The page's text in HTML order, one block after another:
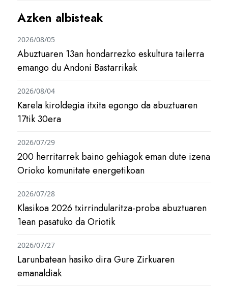
Azken albisteak
Abuztuaren 13an hondarrezko eskultura tailerra
emango du Andoni Bastarrikak
2026/08/05
Karela kiroldegia itxita egongo da abuztuaren
17tik 30era
2026/08/04
200 herritarrek baino gehiagok eman dute izena
Orioko komunitate energetikoan
2026/07/29
Klasikoa 2026 txirrindularitza-proba abuztuaren
1ean pasatuko da Oriotik
2026/07/28
Larunbatean hasiko dira Gure Zirkuaren
emanaldiak
2026/07/27